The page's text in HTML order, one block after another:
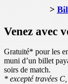
>
Venez avec
Gratuité* pour les
muni d’un billet
soirs de match.
* excepté travées